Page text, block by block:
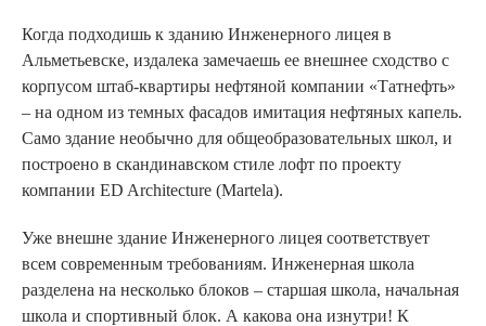
Когда подходишь к зданию Инженерного лицея в
Альметьевске, издалека замечаешь ее внешнее сходство с
корпусом штаб-квартиры нефтяной компании «Татнефть»
– на одном из темных фасадов имитация нефтяных капель.
Само здание необычно для общеобразовательных школ, и
построено в скандинавском стиле лофт по проекту
компании ED Architecture (Martela).
Уже внешне здание Инженерного лицея соответствует
всем современным требованиям. Инженерная школа
разделена на несколько блоков – старшая школа, начальная
школа и спортивный блок. А какова она изнутри! К